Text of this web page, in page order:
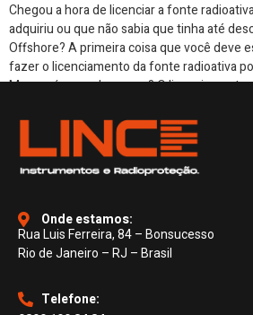
Chegou a hora de licenciar a fonte
adquiriu ou que não sabia que tinha até
Offshore? A primeira coisa que você deve
fazer o licenciamento da fonte radioativa
Mas será que vale a pena? O
Onde estamos:
Rua Luis Ferreira, 84 – Bonsucesso
Rio de Janeiro – RJ – Brasil
Telefone: